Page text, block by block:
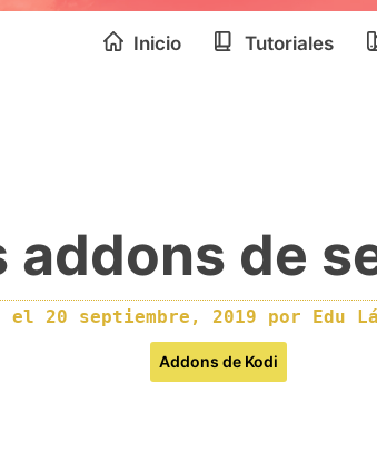
Inicio Tutoriales
addons de
el 20 septiembre, 2019 por Edu
Addons de Kodi